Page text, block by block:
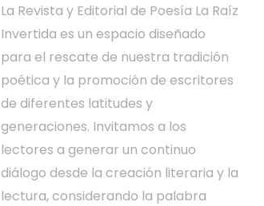
La Revista y Editorial de Poesía La Raíz
Invertida es un espacio diseñado
para el rescate de nuestra tradición
poética y la promoción de escritores
de diferentes latitudes y
generaciones. Invitamos a los
lectores a generar un continuo
diálogo desde la creación literaria y la
lectura, considerando la palabra